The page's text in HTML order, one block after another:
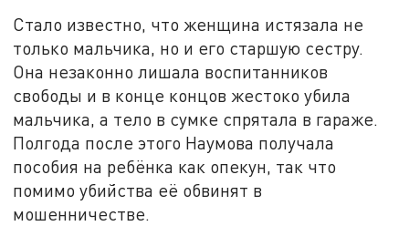
Стало известно, что женщина истязала не
только мальчика, но и его старшую сестру.
Она незаконно лишала воспитанников
свободы и в конце концов жестоко убила
мальчика, а тело в сумке спрятала в гараже.
Полгода после этого Наумова получала
пособия на ребёнка как опекун, так что
помимо убийства её обвинят в
мошенничестве.